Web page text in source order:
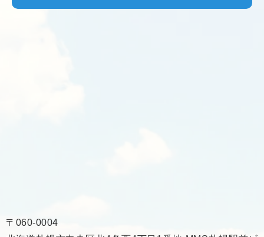
〒060-0004